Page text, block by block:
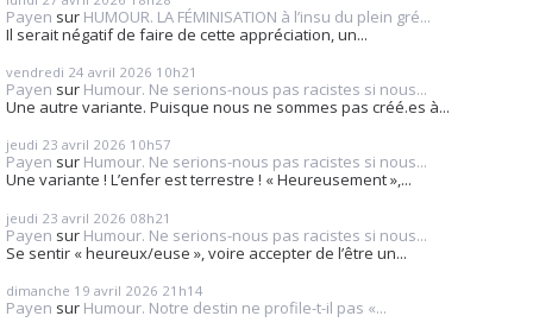
Payen sur HUMOUR. LA FÉMINISATION à l’insu du plein gré...
Il serait négatif de faire de cette appréciation, un...
vendredi 24 avril 2026 10h21
Payen sur Humour. Ne serions-nous pas racistes si nous...
Une autre variante. Puisque nous ne sommes pas créé.es à...
jeudi 23 avril 2026 10h57
Payen sur Humour. Ne serions-nous pas racistes si nous...
Une variante ! L’enfer est terrestre ! « Heureusement »,...
jeudi 23 avril 2026 08h21
Payen sur Humour. Ne serions-nous pas racistes si nous...
Se sentir « heureux/euse », voire accepter de l’être un...
dimanche 19 avril 2026 21h14
Payen sur Humour. Notre destin ne profile-t-il pas «...